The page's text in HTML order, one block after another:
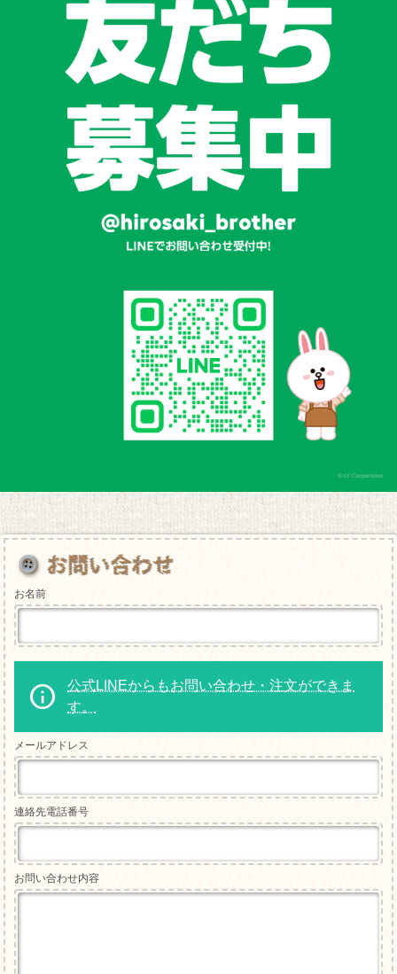
お名前
公式LINEからもお問い合わせ・注文ができま
す。
メールアドレス
連絡先電話番号
お問い合わせ内容